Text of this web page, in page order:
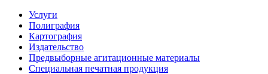
Услуги
Полиграфия
Картография
Издательство
Предвыборные агитационные материалы
Специальная печатная продукция